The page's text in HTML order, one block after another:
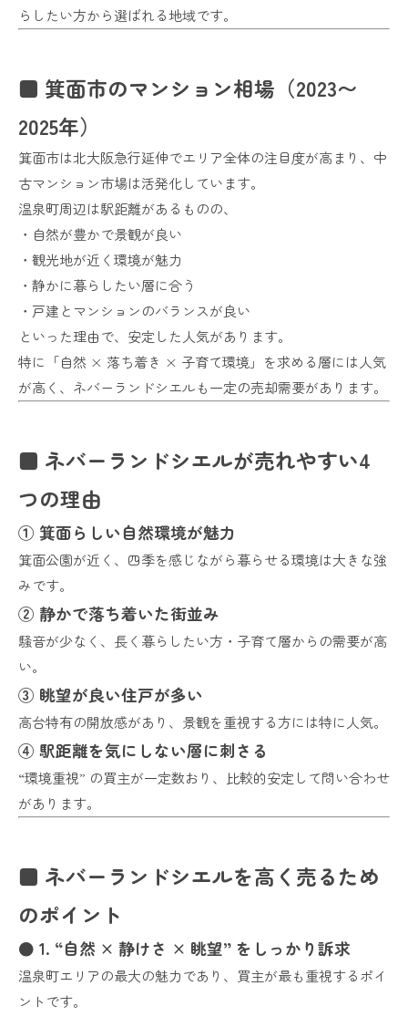
らしたい方から選ばれる地域です。
■ 箕面市のマンション相場（2023〜
2025年）
箕面市は北大阪急行延伸でエリア全体の注目度が高まり、中
古マンション市場は活発化しています。
温泉町周辺は駅距離があるものの、
・自然が豊かで景観が良い
・観光地が近く環境が魅力
・静かに暮らしたい層に合う
・戸建とマンションのバランスが良い
といった理由で、安定した人気があります。
特に「自然 × 落ち着き × 子育て環境」を求める層には人気
が高く、ネバーランドシエルも一定の売却需要があります。
■ ネバーランドシエルが売れやすい4
つの理由
① 箕面らしい自然環境が魅力
箕面公園が近く、四季を感じながら暮らせる環境は大きな強
みです。
② 静かで落ち着いた街並み
騒音が少なく、長く暮らしたい方・子育て層からの需要が高
い。
③ 眺望が良い住戸が多い
高台特有の開放感があり、景観を重視する方には特に人気。
④ 駅距離を気にしない層に刺さる
“環境重視” の買主が一定数おり、比較的安定して問い合わせ
があります。
■ ネバーランドシエルを高く売るため
のポイント
● 1. “自然 × 静けさ × 眺望” をしっかり訴求
温泉町エリアの最大の魅力であり、買主が最も重視するポイ
ントです。